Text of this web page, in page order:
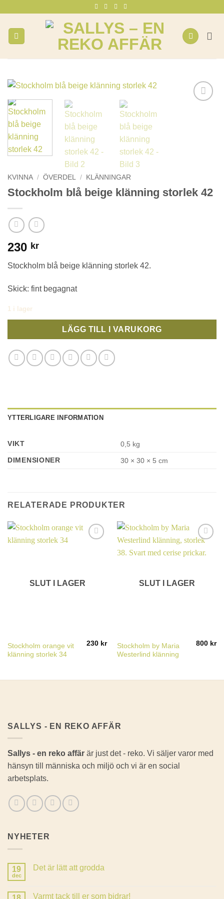
content
KVINNA / ÖVERDEL / KLÄNNINGAR
Stockholm blå beige klänning storlek 42
230 kr
Stockholm blå beige klänning storlek 42.
Skick: fint begagnat
1 i lager
LÄGG TILL I VARUKORG
YTTERLIGARE INFORMATION
VIKT
0,5 kg
DIMENSIONER
30 × 30 × 5 cm
RELATERADE PRODUKTER
SLUT I LAGER
Stockholm orange vit
klänning storlek 34
230 kr
SLUT I LAGER
Stockholm by Maria
Westerlind klänning
800 kr
SALLYS - EN REKO AFFÄR
Sallys - en reko affär är just det - reko. Vi säljer varor med
hänsyn till människa och miljö och vi är en social
arbetsplats.
NYHETER
19
dec
Det är lätt att grodda
Det
Varmt tack till er som bidrar!